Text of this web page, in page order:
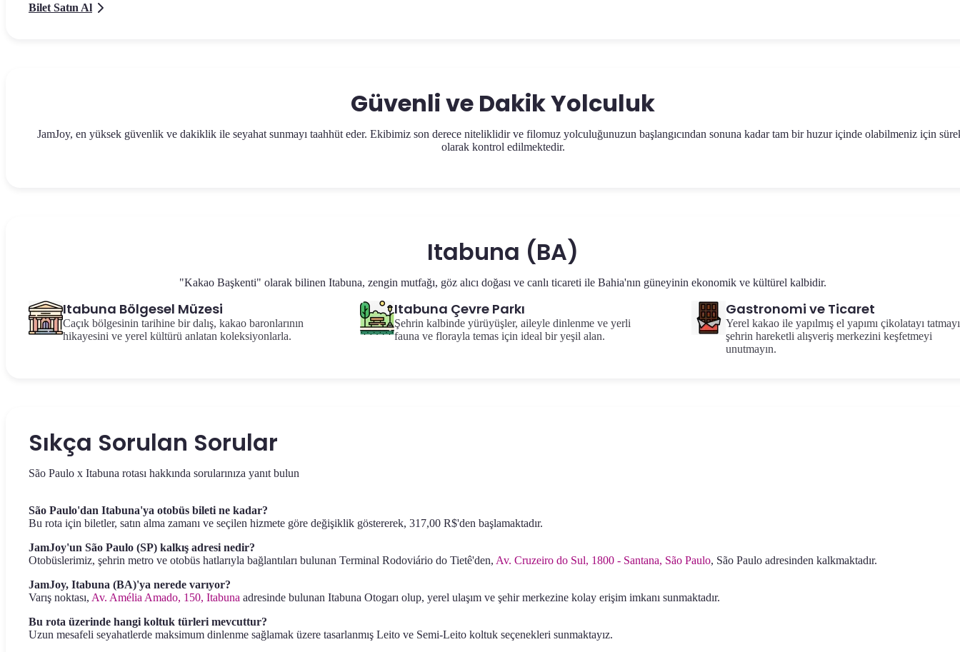
Bilet Satın Al
Güvenli ve Dakik Yolculuk
JamJoy, en yüksek güvenlik ve dakiklik ile seyahat sunmayı taahhüt eder. Ekibimiz son derece niteliklidir ve filomuz yolculuğunuzun başlangıcından sonuna kadar tam bir huzur içinde olabilmeniz için
olarak kontrol edilmektedir.
Itabuna (BA)
"Kakao Başkenti" olarak bilinen Itabuna, zengin mutfağı, göz alıcı doğası ve canlı ticareti ile Bahia'nın güneyinin ekonomik ve kültürel kalbidir.
Itabuna Bölgesel Müzesi
Caçık bölgesinin tarihine bir dalış, kakao baronlarının
hikayesini ve yerel kültürü anlatan koleksiyonlarla.
Itabuna Çevre Parkı
Şehrin kalbinde yürüyüşler, aileyle dinlenme ve yerli
fauna ve florayla temas için ideal bir yeşil alan.
Gastronomi ve Ticaret
Yerel kakao ile yapılmış el yapımı çikolatayı
şehrin hareketli alışveriş merkezini keşfetmeyi
unutmayın.
Sıkça Sorulan Sorular
São Paulo x Itabuna rotası hakkında sorularınıza yanıt bulun
São Paulo'dan Itabuna'ya otobüs bileti ne kadar?
Bu rota için biletler, satın alma zamanı ve seçilen hizmete göre değişiklik göstererek, 317,00 R$'den başlamaktadır.
JamJoy'un São Paulo (SP) kalkış adresi nedir?
Otobüslerimiz, şehrin metro ve otobüs hatlarıyla bağlantıları bulunan Terminal Rodoviário do Tietê'den, Av. Cruzeiro do Sul, 1800 - Santana, São Paulo, São Paulo adresinden kalkmaktadır.
JamJoy, Itabuna (BA)'ya nerede varıyor?
Varış noktası, Av. Amélia Amado, 150, Itabuna adresinde bulunan Itabuna Otogarı olup, yerel ulaşım ve şehir merkezine kolay erişim imkanı sunmaktadır.
Bu rota üzerinde hangi koltuk türleri mevcuttur?
Uzun mesafeli seyahatlerde maksimum dinlenme sağlamak üzere tasarlanmış Leito ve Semi-Leito koltuk seçenekleri sunmaktayız.